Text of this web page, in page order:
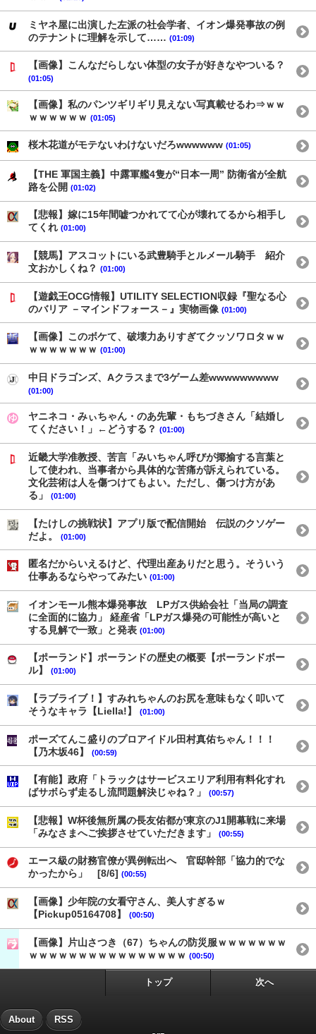
ミヤネ屋に出演した左派の社会学者、イオン爆発事故の例
のテナントに理解を示して…… (01:09)
【画像】こんなだらしない体型の女子が好きなやついる？
(01:05)
【画像】私のパンツギリギリ見えない写真載せるわ⇒ｗｗ
ｗｗｗｗｗｗ (01:05)
桜木花道がモテないわけないだろwwwwww (01:05)
【THE 軍国主義】中露軍艦4隻が“日本一周” 防衛省が全航
路を公開 (01:02)
【悲報】嫁に15年間嘘つかれてて心が壊れてるから相手し
てくれ (01:00)
【競馬】アスコットにいる武豊騎手とルメール騎手 紹介
文おかしくね？ (01:00)
【遊戯王OCG情報】UTILITY SELECTION収録『聖なる心
のバリア －マインドフォース－』実物画像 (01:00)
【画像】このボケて、破壊力ありすぎてクッソワロタｗｗ
ｗｗｗｗｗｗｗ (01:00)
中日ドラゴンズ、Aクラスまで3ゲーム差wwwwwwwww
(01:00)
ヤニネコ・みぃちゃん・のあ先輩・もちづきさん「結婚し
てください！」←どうする？ (01:00)
近畿大学准教授、苦言「みいちゃん呼びが揶揄する言葉と
して使われ、当事者から具体的な苦痛が訴えられている。
文化芸術は人を傷つけてもよい。ただし、傷つけ方があ
る」
(01:00)
【たけしの挑戦状】アプリ版で配信開始 伝説のクソゲー
だよ。
(01:00)
匿名だからいえるけど、代理出産ありだと思う。そういう
仕事あるならやってみたい (01:00)
イオンモール熊本爆発事故 LPガス供給会社「当局の調査
に全面的に協力」 経産省「LPガス爆発の可能性が高いと
する見解で一致」と発表 (01:00)
【ポーランド】ポーランドの歴史の概要【ポーランドボー
ル】
(01:00)
【ラブライブ！】すみれちゃんのお尻を意味もなく叩いて
そうなキャラ【Liella!】
(01:00)
ポーズてんこ盛りのプロアイドル田村真佑ちゃん！！！
【乃木坂46】
(00:59)
【有能】政府「トラックはサービスエリア利用有料化すれ
ばサボらず走るし流問題解決じゃね？」
(00:57)
【悲報】W杯後無所属の長友佑都が東京のJ1開幕戦に来場
「みなさまへご挨拶させていただきます」
(00:55)
エース級の財務官僚が異例転出へ 官邸幹部「協力的でな
かったから」 [8/6] (00:55)
【画像】少年院の女看守さん、美人すぎるｗ
【Pickup05164708】
(00:50)
【画像】片山さつき（67）ちゃんの防災服ｗｗｗｗｗｗｗ
ｗｗｗｗｗｗｗｗｗｗｗｗｗｗｗｗ (00:50)
トップ 次へ
About RSS